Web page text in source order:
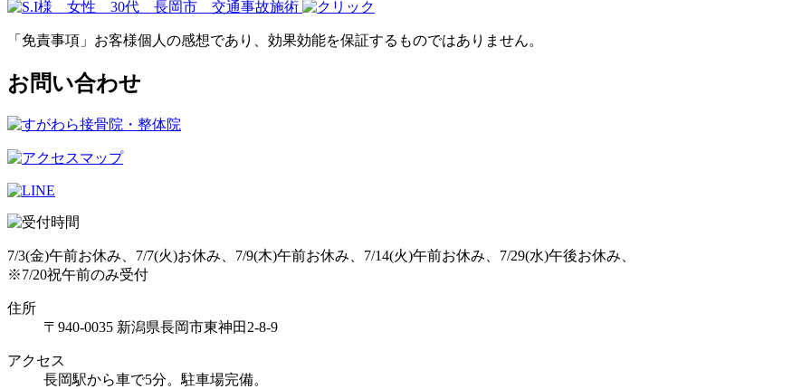
「免責事項」お客様個人の感想であり、効果効能を保証するものではありません。
お問い合わせ
7/3(金)午前お休み、7/7(火)お休み、7/9(木)午前お休み、7/14(火)午前お休み、7/29(水)午後お休み、
※7/20祝午前のみ受付
住所
〒940-0035 新潟県長岡市東神田2-8-9
アクセス
長岡駅から車で5分。駐車場完備。